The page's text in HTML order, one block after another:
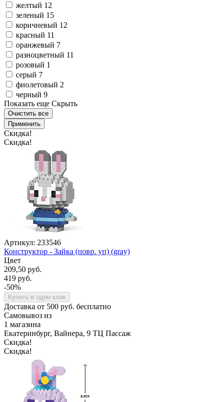
желтый 12
зеленый 15
коричневый 12
красный 11
оранжевый 7
разноцветный 11
розовый 1
серый 7
фиолетовый 2
черный 9
Показать еще Скрыть
Очистить все
Применить
Скидка!
Скидка!
Артикул: 233546
Конструктор - Зайка (повр. уп) (gray)
Цвет
209,50 руб.
419 руб.
-50%
Купить в один клик
Доставка от 500 руб. бесплатно
Самовывоз из
1 магазина
Екатеринбург, Вайнера, 9 ТЦ Пассаж
Скидка!
Скидка!